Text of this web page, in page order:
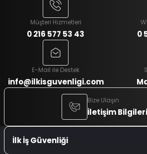
Müşteri Hizmetleri
0 216 577 53 43 0
E-Mail ile Destek
info@ilkisguvenligi.com
Bize Ulaşın
İletişim
İlk İş Güvenliği